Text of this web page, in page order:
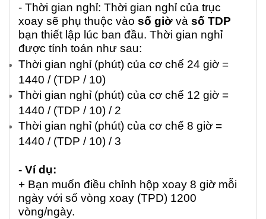
- Thời gian nghỉ: Thời gian nghỉ của trục
xoay sẽ phụ thuộc vào số giờ và số TDP
bạn thiết lập lúc ban đầu. Thời gian nghỉ
được tính toán như sau:
Thời gian nghỉ (phút) của cơ chế 24 giờ =
1440 / (TDP / 10)
Thời gian nghỉ (phút) của cơ chế 12 giờ =
1440 / (TDP / 10) / 2
Thời gian nghỉ (phút) của cơ chế 8 giờ =
1440 / (TDP / 10) / 3
- Ví dụ:
+ Bạn muốn điều chỉnh hộp xoay 8 giờ mỗi
ngày với số vòng xoay (TPD) 1200
vòng/ngày.